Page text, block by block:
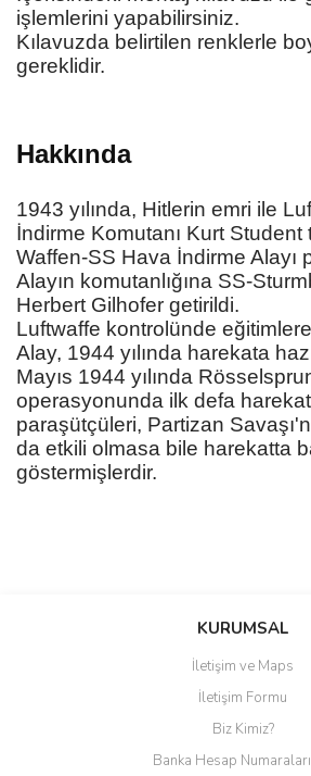
işlemlerini yapabilirsiniz.
Kılavuzda belirtilen renklerle
gereklidir.
Hakkında
1943 yılında, Hitlerin emri ile
İndirme Komutanı Kurt Student
Waffen-SS Hava İndirme Alayı
Alayın komutanlığına SS-
Herbert Gilhofer getirildi.
Luftwaffe kontrolünde
Alay, 1944 yılında harekata
Mayıs 1944 yılında
operasyonunda ilk defa
paraşütçüleri, Partizan
da etkili olmasa bile harekatta
göstermişlerdir.
Bu ürüne ilk yorumu siz
Yorum Yaz
KURUMSAL
İletişim ve Maps
İletişim Formu
Biz Kimiz?
Banka Hesap